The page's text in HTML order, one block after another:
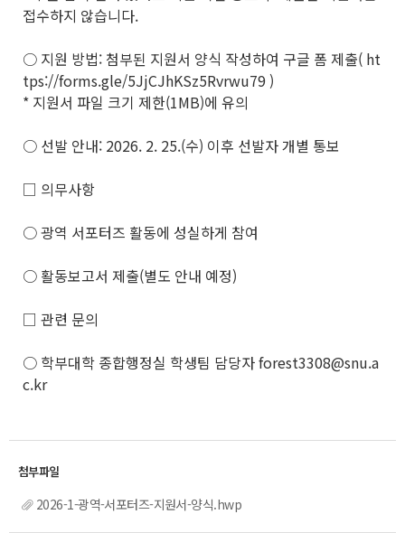
접수하지 않습니다.
○ 지원 방법: 첨부된 지원서 양식 작성하여 구글 폼 제출( ht
tps://forms.gle/5JjCJhKSz5Rvrwu79 )
* 지원서 파일 크기 제한(1MB)에 유의
○ 선발 안내: 2026. 2. 25.(수) 이후 선발자 개별 통보
□ 의무사항
○ 광역 서포터즈 활동에 성실하게 참여
○ 활동보고서 제출(별도 안내 예정)
□ 관련 문의
○ 학부대학 종합행정실 학생팀 담당자 forest3308@snu.a
c.kr
2026-1-광역-서포터즈-지원서-양식.hwp